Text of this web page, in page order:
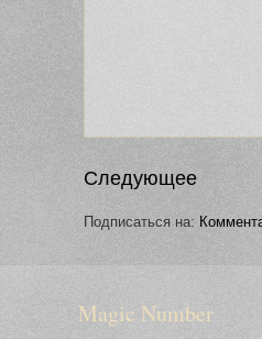
Следующее
Подписаться на:
Magic Number